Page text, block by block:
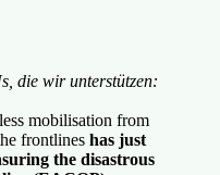
die wir unterstützen:
mobilisation from
frontlines has just
the disastrous